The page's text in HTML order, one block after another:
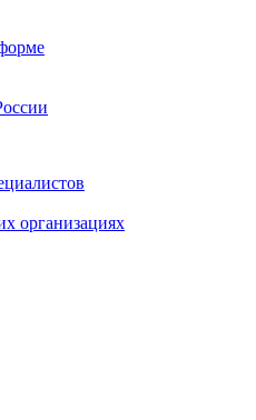
организациях